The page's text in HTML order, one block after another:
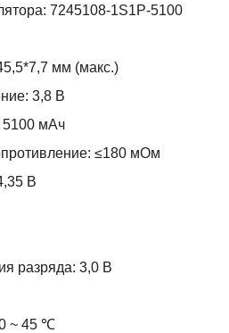
7245108-1S1P-5100
мм (макс.)
3,8 В
5100 мАч
≤180 мОм
В
разряда: 3,0 В
~ 45 ℃